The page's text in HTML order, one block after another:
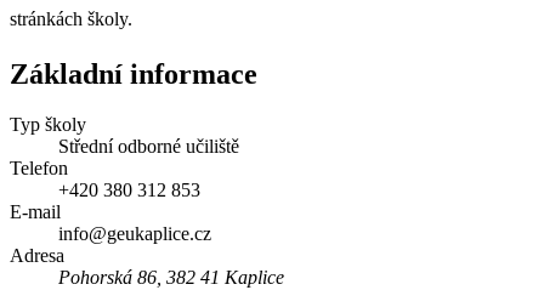
stránkách školy.
Základní informace
Typ školy
Střední odborné učiliště
Telefon
+420 380 312 853
E-mail
info@geukaplice.cz
Adresa
Pohorská 86, 382 41 Kaplice